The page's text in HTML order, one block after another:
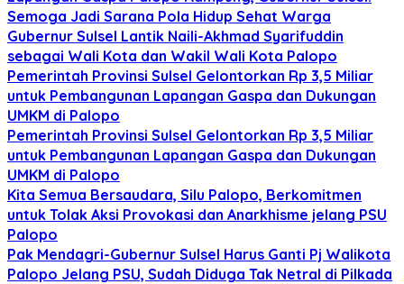
Semoga Jadi Sarana Pola Hidup Sehat Warga
Gubernur Sulsel Lantik Naili-Akhmad Syarifuddin
sebagai Wali Kota dan Wakil Wali Kota Palopo
Pemerintah Provinsi Sulsel Gelontorkan Rp 3,5 Miliar
untuk Pembangunan Lapangan Gaspa dan Dukungan
UMKM di Palopo
Pemerintah Provinsi Sulsel Gelontorkan Rp 3,5 Miliar
untuk Pembangunan Lapangan Gaspa dan Dukungan
UMKM di Palopo
Kita Semua Bersaudara, Silu Palopo, Berkomitmen
untuk Tolak Aksi Provokasi dan Anarkhisme jelang PSU
Palopo
Pak Mendagri-Gubernur Sulsel Harus Ganti Pj Walikota
Palopo Jelang PSU, Sudah Diduga Tak Netral di Pilkada